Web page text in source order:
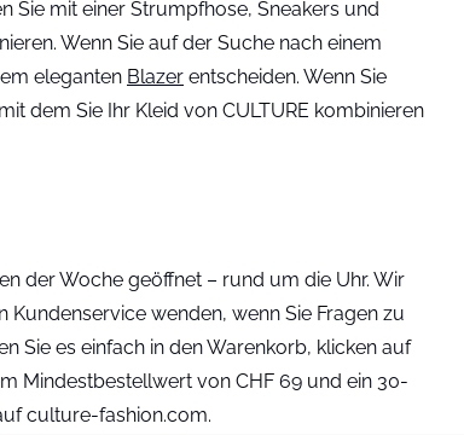
Sie mit einer Strumpfhose, Sneakers und
Wenn Sie auf der Suche nach einem
eleganten Blazer entscheiden. Wenn Sie
dem Sie Ihr Kleid von CULTURE kombinieren
der Woche geöffnet – rund um die Uhr. Wir
wenden, wenn Sie Fragen zu
Sie es einfach in den Warenkorb, klicken auf
Mindestbestellwert von CHF 69 und ein 30-
culture-fashion.com.